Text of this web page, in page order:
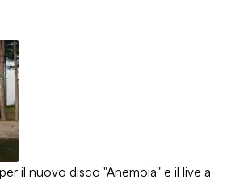
il nuovo disco "Anemoia" e il live a